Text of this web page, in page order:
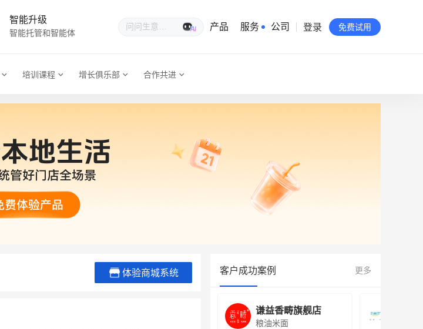
智能升级
智能托管和智能体
生意专家
产品 服务 公司
有赞公益
站点地图
登录 免费试用
培训课程 增长俱乐部 合作共进
体验商城系统 客户成功案例 更多
谦益香畴旗舰店
粮油米面